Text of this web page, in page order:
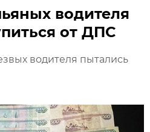
водителя
от ДПС
водителя пытались